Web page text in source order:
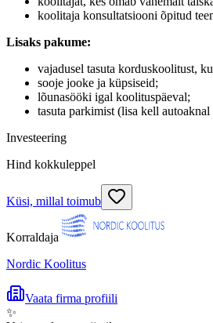
koolitaja konsultatsiooni õpitud
Lisaks pakume:
vajadusel tasuta korduskoolitust,
sooje jooke ja küpsiseid;
lõunasööki igal koolituspäeval;
tasuta parkimist (lisa kell
Investeering
Hind kokkuleppel
Küsi, millal toimub
Korraldaja
Nordic Koolitus
Vaata firma profiili
✨